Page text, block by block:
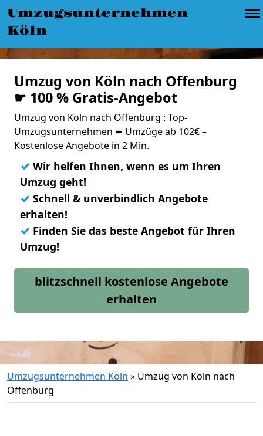
Umzugsunternehmen
Köln
Umzug von Köln nach Offenburg
☛ 100 % Gratis-Angebot
Umzug von Köln nach Offenburg : Top-
Umzugsunternehmen ➨ Umzüge ab 102€ –
Kostenlose Angebote in 2 Min.
✓ Wir helfen Ihnen, wenn es um Ihren
Umzug geht!
✓ Schnell & unverbindlich Angebote
erhalten!
✓ Finden Sie das beste Angebot für Ihren
Umzug!
blitzschnell kostenlose Angebote
erhalten
Umzugsunternehmen Köln » Umzug von Köln nach
Offenburg